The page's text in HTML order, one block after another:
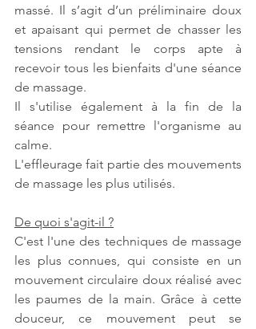
massé. Il s’agit d’un préliminaire doux
et apaisant qui permet de chasser les
tensions rendant le corps apte à
recevoir tous les bienfaits d'une séance
de massage.
Il s'utilise également à la fin de la
séance pour remettre l'organisme au
calme.
L'effleurage fait partie des mouvements
de massage les plus utilisés.
De quoi s'agit-il ?
C'est l'une des techniques de massage
les plus connues, qui consiste en un
mouvement circulaire doux réalisé avec
les paumes de la main. Grâce à cette
douceur, ce mouvement peut se